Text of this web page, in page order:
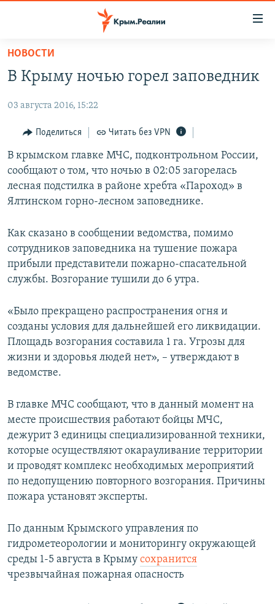
Вернуться
основному
Вернутся
навигации
Вернутся
поиску
СПЕЦПРОЕКТЫ
ГРУЗ 200
КАРТА ВОЕННЫХ ОБЪЕКТОВ КРЫМА
11 ЛЕТ ОККУПАЦИИ КРЫМА. 11 ИСТОРИЙ СОПРОТИВЛЕНИЯ
ВОДА
ИСТОРИЯ
ЕЩЕ
ИНТЕРАКТИВ
ИНФОГРАФИКА
ПРОПАВШИЕ БЕЗ ВЕСТИ
ПОБЕДИТЕЛЕЙ НЕ СУДЯТ?
КРЫМ.НЕПОКОРЕННЫЙ
ELIFBE
УКРАИНСКАЯ ПРОБЛЕМА КРЫМА
РАДІО СВОБОДА
КАК ОБОЙТИ БЛОКИРОВКУ
Українською
Qırımtatar
ПРИСОЕДИНЯЙТЕСЬ!
Все сайты RFE/RL
НОВОСТИ
В Крыму ночью горел заповедник
03 августа 2016, 15:22
Поделиться Читать без VPN
В крымском главке МЧС, подконтрольном России,
сообщают о том, что ночью в 02:05 загорелась
лесная подстилка в районе хребта «Пароход» в
Ялтинском горно-лесном заповеднике.
Как сказано в сообщении ведомства, помимо
сотрудников заповедника на тушение пожара
прибыли представители пожарно-спасательной
службы. Возгорание тушили до 6 утра.
«Было прекращено распространения огня и
созданы условия для дальнейшей его ликвидации.
Площадь возгорания составила 1 га. Угрозы для
жизни и здоровья людей нет», – утверждают в
ведомстве.
В главке МЧС сообщают, что в данный момент на
месте происшествия работают бойцы МЧС,
дежурит 3 единицы специализированной техники,
которые осуществляют окарауливание территории
и проводят комплекс необходимых мероприятий
по недопущению повторного возгорания. Причины
пожара установят эксперты.
По данным Крымского управления по
гидрометеорологии и мониторингу окружающей
среды 1-5 августа в Крыму сохранится
чрезвычайная пожарная опасность